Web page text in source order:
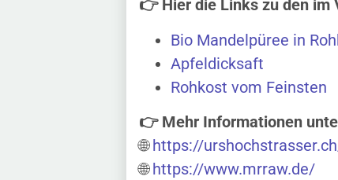
👉 Hier die Links zu den im
Bio Mandelpüree in
Apfeldicksaft
Rohkost vom Feinsten
👉 Mehr Informationen
🌐https://
🌐https://www.mrraw.de/